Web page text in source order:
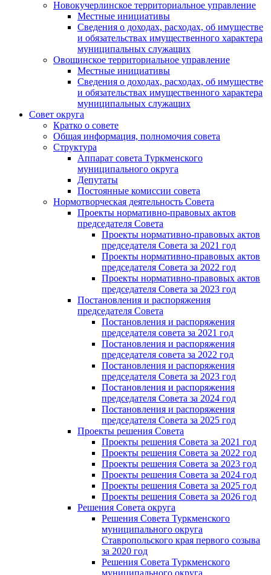
Новокучерлинское территориальное управление
Местные инициативы
Сведения о доходах, расходах, об имуществе
и обязательствах имущественного характера
муниципальных служащих
Овощинское территориальное управление
Местные инициативы
Сведения о доходах, расходах, об имуществе
и обязательствах имущественного характера
муниципальных служащих
Совет округа
Кратко о совете
Общая информация, полномочия совета
Структура
Аппарат совета Туркменского
муниципального округа
Депутаты
Постоянные комиссии совета
Нормотворческая деятельность Совета
Проекты нормативно-правовых актов
председателя Cовета
Проекты нормативно-правовых актов
председателя Cовета за 2021 год
Проекты нормативно-правовых актов
председателя Cовета за 2022 год
Проекты нормативно-правовых актов
председателя Cовета за 2023 год
Постановления и распоряжения
председателя Cовета
Постановления и распоряжения
председателя совета за 2021 год
Постановления и распоряжения
председателя совета за 2022 год
Постановления и распоряжения
председателя Cовета за 2023 год
Постановления и распоряжения
председателя Cовета за 2024 год
Постановления и распоряжения
председателя Cовета за 2025 год
Проекты решения Cовета
Проекты решения Совета за 2021 год
Проекты решения Совета за 2022 год
Проекты решения Cовета за 2023 год
Проекты решения Совета за 2024 год
Проекты решения Совета за 2025 год
Проекты решения Совета за 2026 год
Решения Совета округа
Решения Совета Туркменского
муниципального округа
Ставропольского края первого созыва
за 2020 год
Решения Совета Туркменского
муниципального округа